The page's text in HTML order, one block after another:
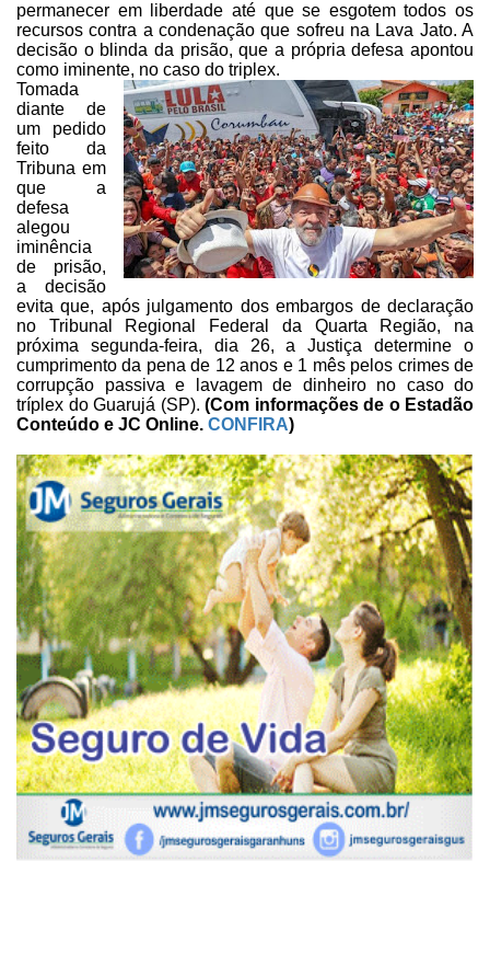
permanecer em liberdade até que se esgotem todos os
recursos contra a condenação que sofreu na Lava Jato. A
decisão o blinda da prisão, que a própria defesa apontou
como iminente, no caso do triplex.
Tomada
diante de
um pedido
feito da
Tribuna em
que a
defesa
alegou
iminência
de prisão,
a decisão
evita que, após julgamento dos embargos dedeclaração
no Tribunal Regional Federal da Quarta Região, na
próxima segunda-feira, dia 26, a Justiça determine o
cumprimento da pena de 12 anos e 1 mês pelos crimes de
corrupção passiva e lavagem de dinheiro no caso do
tríplex do Guarujá (SP). (Com informações de o Estadão
Conteúdo e JC Online. CONFIRA)